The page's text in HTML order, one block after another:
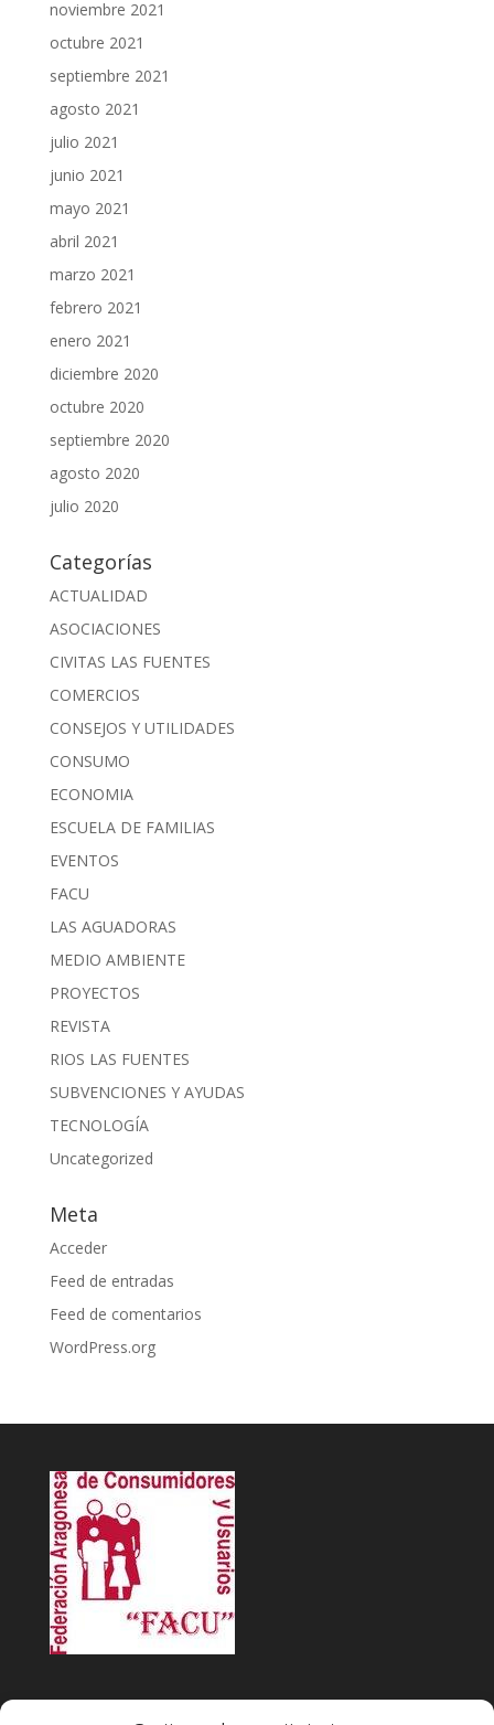
noviembre 2021
octubre 2021
septiembre 2021
agosto 2021
julio 2021
junio 2021
mayo 2021
abril 2021
marzo 2021
febrero 2021
enero 2021
diciembre 2020
octubre 2020
septiembre 2020
agosto 2020
julio 2020
Categorías
ACTUALIDAD
ASOCIACIONES
CIVITAS LAS FUENTES
COMERCIOS
CONSEJOS Y UTILIDADES
CONSUMO
ECONOMIA
ESCUELA DE FAMILIAS
EVENTOS
FACU
LAS AGUADORAS
MEDIO AMBIENTE
PROYECTOS
REVISTA
RIOS LAS FUENTES
SUBVENCIONES Y AYUDAS
TECNOLOGÍA
Uncategorized
Meta
Acceder
Feed de entradas
Feed de comentarios
WordPress.org